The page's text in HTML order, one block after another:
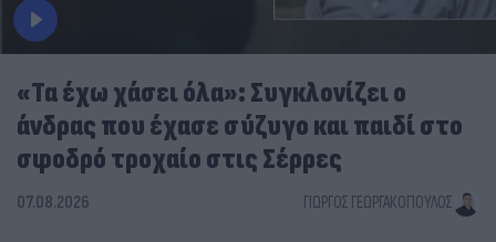
«Τα έχω χάσει όλα»: Συγκλονίζει ο
άνδρας που έχασε σύζυγο και παιδί στο
σφοδρό τροχαίο στις Σέρρες
07.08.2026 ΓΙΏΡΓΟΣ ΓΕΩΡΓΑΚΌΠΟΥΛΟΣ